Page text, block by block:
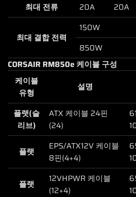
최대 전류
20A 20A
최대 결합 전력
150W
850W
CORSAIR RM850e 케이블 구성
케이블
유형
설명
플랫(슬
리브)
ATX 케이블 24핀
(24)
플랫
EPS/ATX12V 케이블
8핀(4+4)
플랫
12VHPWR 케이블
(12+4)